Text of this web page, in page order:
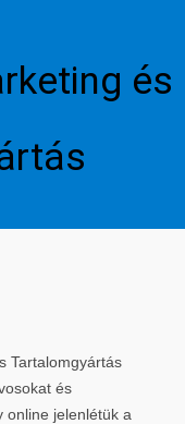
és
Tartalomgyártás
és
online jelenlétük a